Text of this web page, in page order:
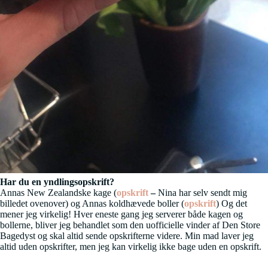
Har du en yndlingsopskrift?
Annas New Zealandske kage (opskrift–Nina har selv sendt mig
billedet ovenover) og Annas koldhævede boller (opskrift) Og det
mener jeg virkelig! Hver eneste gang jeg serverer både kagen og
bollerne, bliver jeg behandlet som den uofficielle vinder af Den Store
Bagedyst og skal altid sende opskrifterne videre. Min mad laver jeg
altid uden opskrifter, men jeg kan virkelig ikke bage uden en opskrift.